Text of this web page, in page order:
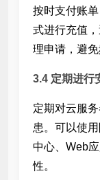
按时支付账
式进行充值
理申请，避免
3.4 定期进行
定期对云服
患。可以使
中心、Web
性。